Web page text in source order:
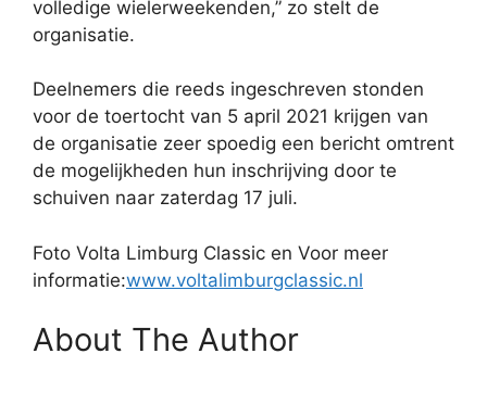
volledige wielerweekenden,” zo stelt de
organisatie.
Deelnemers die reeds ingeschreven stonden
voor de toertocht van 5 april 2021 krijgen van
de organisatie zeer spoedig een bericht omtrent
de mogelijkheden hun inschrijving door te
schuiven naar zaterdag 17 juli.
Foto Volta Limburg Classic en Voor meer
informatie:www.voltalimburgclassic.nl
About The Author